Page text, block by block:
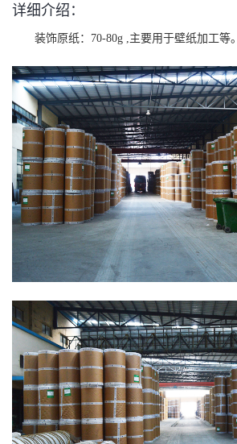
详细介绍：
装饰原纸：70-80g ,主要用于壁纸加工等。